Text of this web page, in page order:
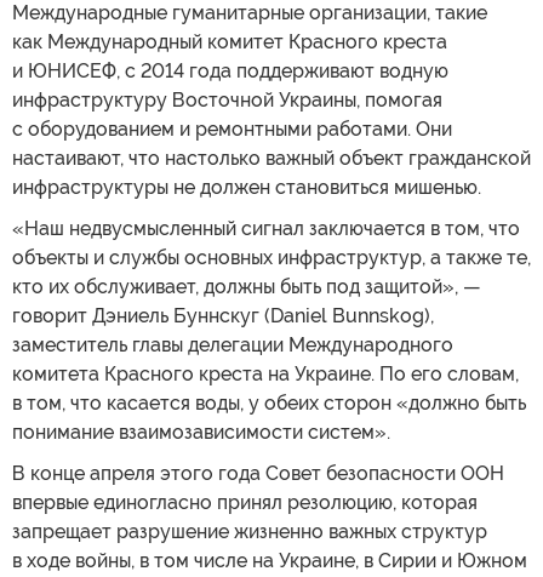
Международные гуманитарные организации, такие
как Международный комитет Красного креста
и ЮНИСЕФ, с 2014 года поддерживают водную
инфраструктуру Восточной Украины, помогая
с оборудованием и ремонтными работами. Они
настаивают, что настолько важный объект гражданской
инфраструктуры не должен становиться мишенью.
«Наш недвусмысленный сигнал заключается в том, что
объекты и службы основных инфраструктур, а также те,
кто их обслуживает, должны быть под защитой», —
говорит Дэниель Буннскуг (Daniel Bunnskog),
заместитель главы делегации Международного
комитета Красного креста на Украине. По его словам,
в том, что касается воды, у обеих сторон «должно быть
понимание взаимозависимости систем».
В конце апреля этого года Совет безопасности ООН
впервые единогласно принял резолюцию, которая
запрещает разрушение жизненно важных структур
в ходе войны, в том числе на Украине, в Сирии и Южном